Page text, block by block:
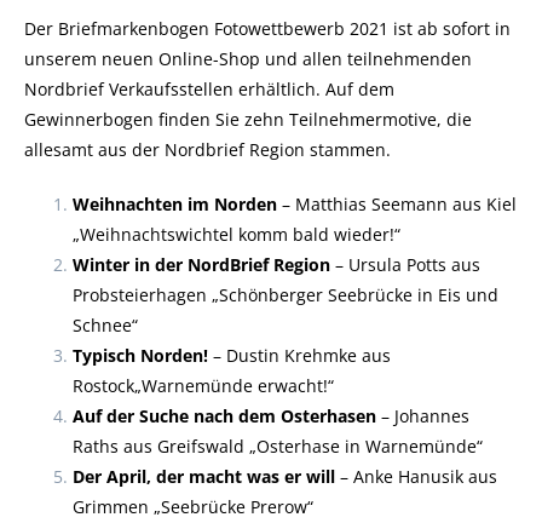
Der Briefmarkenbogen Fotowettbewerb 2021 ist ab sofort in
unserem neuen Online-Shop und allen teilnehmenden
Nordbrief Verkaufsstellen erhältlich. Auf dem
Gewinnerbogen finden Sie zehn Teilnehmermotive, die
allesamt aus der Nordbrief Region stammen.
Weihnachten im Norden– Matthias Seemann aus Kiel
„Weihnachtswichtel komm bald wieder!“
Winter in der NordBrief Region– Ursula Potts aus
Probsteierhagen „Schönberger Seebrücke in Eis und
Schnee“
Typisch Norden!– Dustin Krehmke aus
Rostock„Warnemünde erwacht!“
Auf der Suche nach dem Osterhasen– Johannes
Raths aus Greifswald „Osterhase in Warnemünde“
Der April, der macht was er will– Anke Hanusik aus
Grimmen „Seebrücke Prerow“